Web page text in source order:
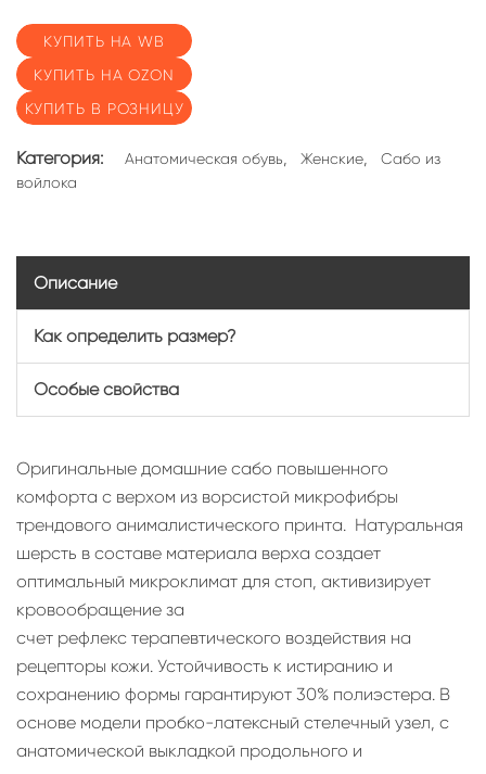
КУПИТЬ НА WB
КУПИТЬ НА OZON
КУПИТЬ В РОЗНИЦУ
Категория: Анатомическая обувь, Женские, Сабо из
войлока
Описание
Как определить размер?
Особые свойства
Оригинальные домашние сабо повышенного
комфорта с верхом из ворсистой микрофибры
трендового анималистического принта. Натуральная
шерсть в составе материала верха создает
оптимальный микроклимат для стоп, активизирует
кровообращение за
счет рефлекс терапевтического воздействия на
рецепторы кожи. Устойчивость к истиранию и
сохранению формы гарантируют 30% полиэстера. В
основе модели пробко-латексный стелечный узел, с
анатомической выкладкой продольного и